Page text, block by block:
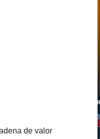
de valor